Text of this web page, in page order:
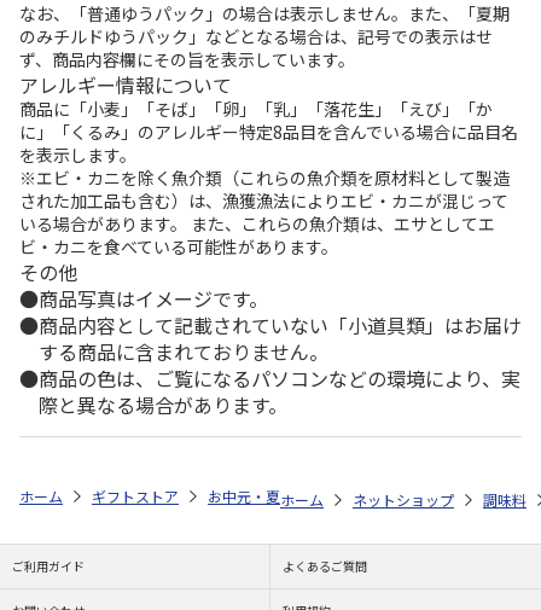
なお、「普通ゆうパック」の場合は表示しません。また、「夏期
のみチルドゆうパック」などとなる場合は、記号での表示はせ
ず、商品内容欄にその旨を表示しています。
アレルギー情報について
商品に「小麦」「そば」「卵」「乳」「落花生」「えび」「か
に」「くるみ」のアレルギー特定8品目を含んでいる場合に品目名
を表示します。
※エビ・カニを除く魚介類（これらの魚介類を原材料として製造
された加工品も含む）は、漁獲漁法によりエビ・カニが混じって
いる場合があります。 また、これらの魚介類は、エサとしてエ
ビ・カニを食べている可能性があります。
その他
商品写真はイメージです。
商品内容として記載されていない「小道具類」はお届け
する商品に含まれておりません。
商品の色は、ご覧になるパソコンなどの環境により、実
際と異なる場合があります。
ホーム ギフトストア お中元・夏ギフト特集 2026 ゆうゆうギフト
ホーム ネットショップ 調味料
ご利用ガイド よくあるご質問